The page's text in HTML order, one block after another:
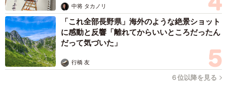
布マスク（京都大学OASES projectさん提供）
―収蔵した背景を教えてください
「2020年は、新型コロナウイルス感染症の感染拡大で、市
民生活に大きな影響があり、多くの方々がお亡くなりにな
中将 タカノリ
「これ全部長野県」海外のような絶景ショット
に感動と反響「離れてからいいところだったん
だって気づいた」
行橋 友
６位以降を見る